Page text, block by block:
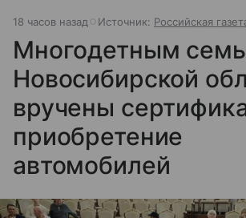
18 часов назад Источник: Российская
Многодетным
Новосибирской
вручены
приобретение
автомобилей